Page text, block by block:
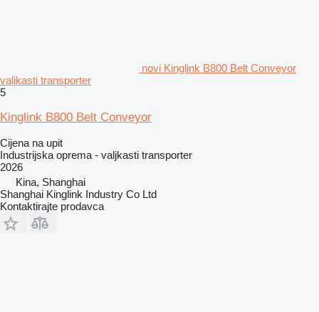
novi Kinglink B800 Belt Conveyor
valjkasti transporter
5
Kinglink B800 Belt Conveyor
Cijena na upit
Industrijska oprema - valjkasti transporter
2026
Kina, Shanghai
Shanghai Kinglink Industry Co Ltd
Kontaktirajte prodavca